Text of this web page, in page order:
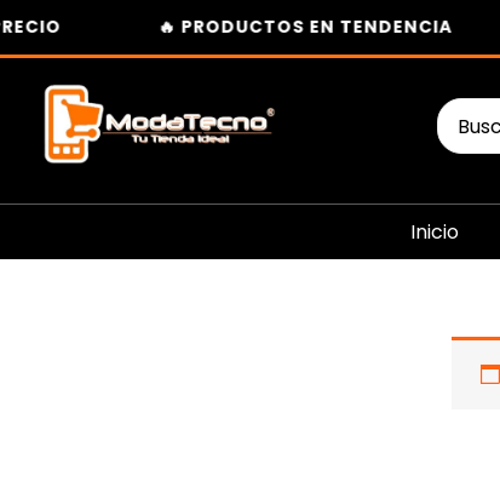
🔥 PRODUCTOS EN TENDENCIA
Ir
Buscar
por:
Inicio